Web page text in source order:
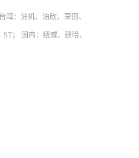
湾：油机、油欣、荣田、
； 国内：纽威、建哈、